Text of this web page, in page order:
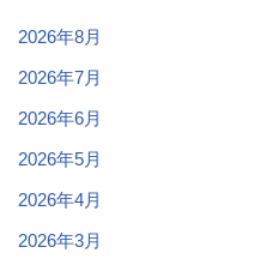
2026年8月
2026年7月
2026年6月
2026年5月
2026年4月
2026年3月